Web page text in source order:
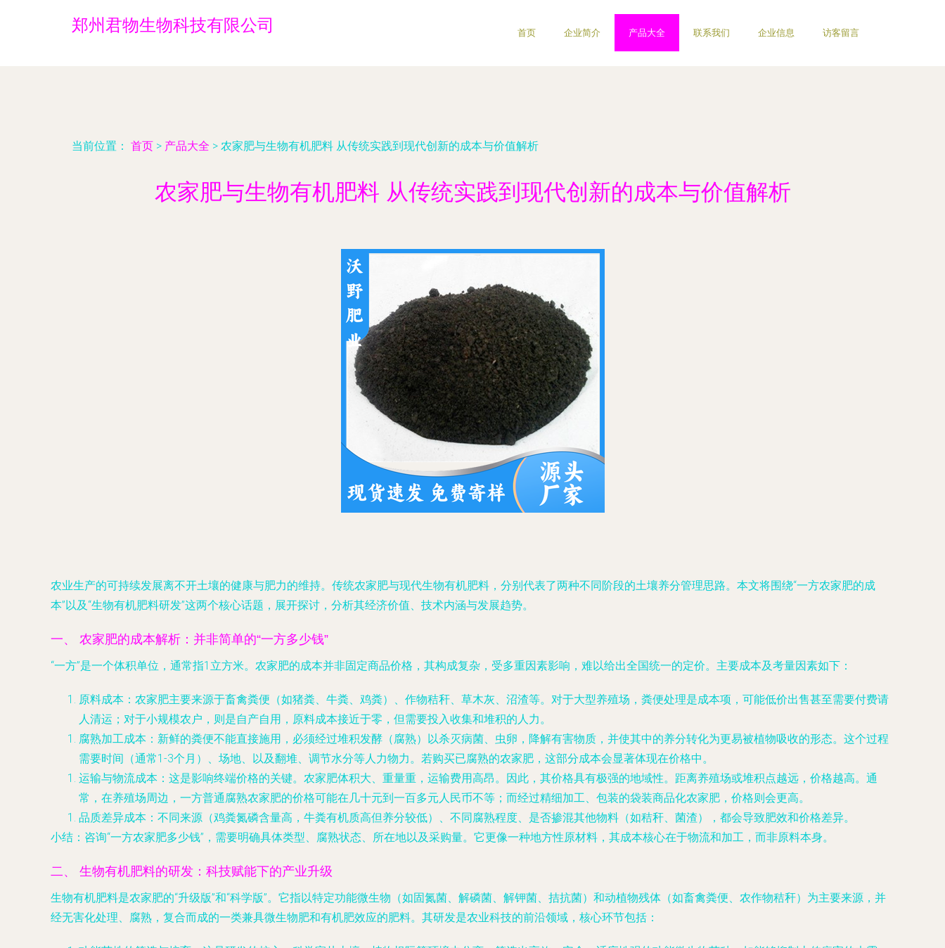
郑州君物生物科技有限公司 首页 企业简介 产品大全 联系我们 企业信息 访客留言
当前位置： 首页 > 产品大全 > 农家肥与生物有机肥料 从传统实践到现代创新的成本与价值解析
农家肥与生物有机肥料 从传统实践到现代创新的成本与价值解析
农业生产的可持续发展离不开土壤的健康与肥力的维持。传统农家肥与现代生物有机肥料，分别代表了两种不同阶段的土壤养分管理思路。本文将围绕“一方农家肥的成
本”以及“生物有机肥料研发”这两个核心话题，展开探讨，分析其经济价值、技术内涵与发展趋势。
一、 农家肥的成本解析：并非简单的“一方多少钱”
“一方”是一个体积单位，通常指1立方米。农家肥的成本并非固定商品价格，其构成复杂，受多重因素影响，难以给出全国统一的定价。主要成本及考量因素如下：
原料成本 ：农家肥主要来源于畜禽粪便（如猪粪、牛粪、鸡粪）、作物秸秆、草木灰、沼渣等。对于大型养殖场，粪便处理是成本项，可能低价出售甚至需要付费请
人清运；对于小规模农户，则是自产自用，原料成本接近于零，但需要投入收集和堆积的人力。
腐熟加工成本 ：新鲜的粪便不能直接施用，必须经过堆积发酵（腐熟）以杀灭病菌、虫卵，降解有害物质，并使其中的养分转化为更易被植物吸收的形态。这个过程
需要时间（通常1-3个月）、场地、以及翻堆、调节水分等人力物力。若购买已腐熟的农家肥，这部分成本会显著体现在价格中。
运输与物流成本 ：这是影响终端价格的关键。农家肥体积大、重量重，运输费用高昂。因此，其价格具有极强的地域性。距离养殖场或堆积点越远，价格越高。通
常，在养殖场周边，一方普通腐熟农家肥的价格可能在几十元到一百多元人民币不等；而经过精细加工、包装的袋装商品化农家肥，价格则会更高。
品质差异成本 ：不同来源（鸡粪氮磷含量高，牛粪有机质高但养分较低）、不同腐熟程度、是否掺混其他物料（如秸秆、菌渣），都会导致肥效和价格差异。
小结 ：咨询“一方农家肥多少钱”，需要明确具体类型、腐熟状态、所在地以及采购量。它更像一种地方性原材料，其成本核心在于物流和加工，而非原料本身。
二、 生物有机肥料的研发：科技赋能下的产业升级
生物有机肥料是农家肥的“升级版”和“科学版”。它指以特定功能微生物（如固氮菌、解磷菌、解钾菌、拮抗菌）和动植物残体（如畜禽粪便、农作物秸秆）为主要来源，并
经无害化处理、腐熟，复合而成的一类兼具微生物肥和有机肥效应的肥料。其研发是农业科技的前沿领域，核心环节包括：